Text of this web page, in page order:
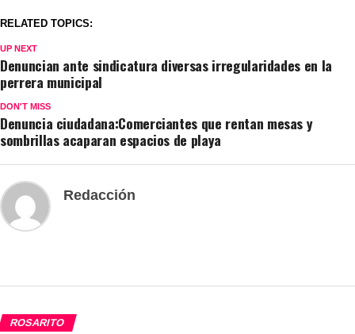
RELATED TOPICS:
UP NEXT
Denuncian ante sindicatura diversas irregularidades en la
perrera municipal
DON'T MISS
Denuncia ciudadana:Comerciantes que rentan mesas y
sombrillas acaparan espacios de playa
Redacción
ROSARITO